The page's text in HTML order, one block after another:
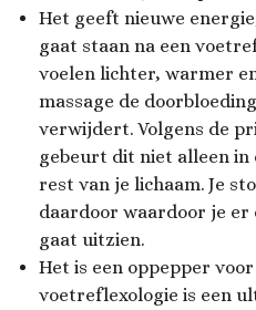
Het geeft nieuwe
gaat staan na een
voelen lichter, warmer
massage de
verwijdert. Volgens de
gebeurt dit niet alleen in
rest van je lichaam. Je
daardoor waardoor je er
gaat uitzien.
Het is een oppepper
voetreflexologie is een